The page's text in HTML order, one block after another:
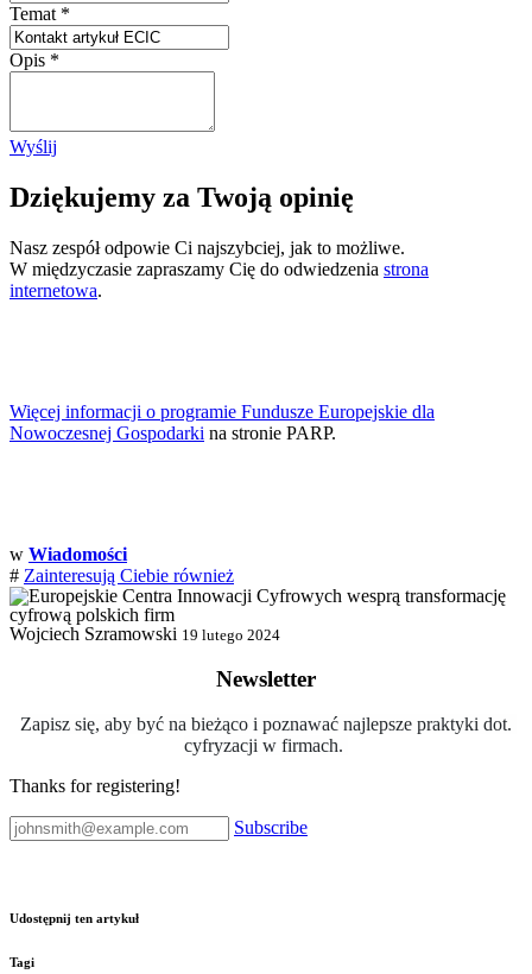
Temat *
Opis *
Wyślij
Dziękujemy za Twoją opinię
Nasz zespół odpowie Ci najszybciej, jak to możliwe.
W międzyczasie zapraszamy Cię do odwiedzenia strona
internetowa.
Więcej informacji o programie Fundusze Europejskie dla
Nowoczesnej Gospodarki na stronie PARP.
w Wiadomości
# Zainteresują Ciebie również
Wojciech Szramowski 19 lutego 2024
Newsletter
Zapisz się, aby być na bieżąco i poznawać najlepsze praktyki dot.
cyfryzacji w firmach.
Thanks for registering!
Subscribe
Udostępnij ten artykuł
Tagi